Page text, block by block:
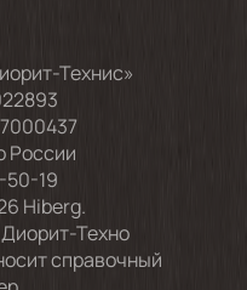
Технис»
России
50-19
Hiberg.
Диорит-Техно
справочный